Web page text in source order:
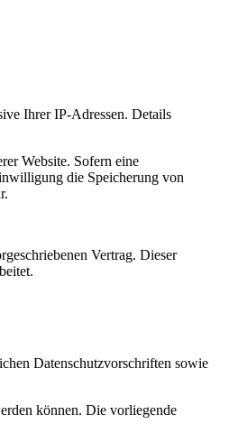
Ihrer IP-Adressen. Details
Website. Sofern eine
die Speicherung von
Vertrag. Dieser
Datenschutzvorschriften sowie
können. Die vorliegende